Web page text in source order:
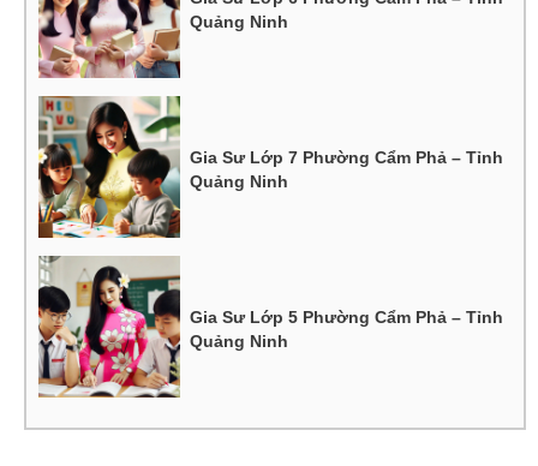
Quảng Ninh
Gia Sư Lớp 7 Phường Cẩm Phả – Tỉnh
Quảng Ninh
Gia Sư Lớp 5 Phường Cẩm Phả – Tỉnh
Quảng Ninh